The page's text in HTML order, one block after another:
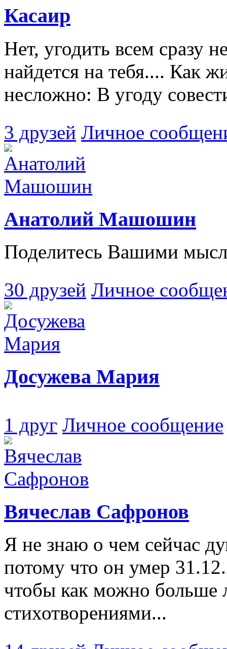
Касаир
Нет, угодить всем сразу
найдется на тебя.... Как
несложно: В угоду
3 друзей Личное
Анатолий Машошин
Поделитесь Вашими
30 друзей Личное
Досужева Мария
1 друг Личное сообщение
Вячеслав Сафронов
Я не знаю о чем сейчас
потому что он умер
чтобы как можно больше
стихотворениями...